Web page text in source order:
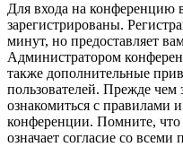
Для входа на
зарегистрированы.
минут, но предоставляет
Администратором
также дополнительные
пользователей. Прежде чем
ознакомиться с правилами
конференции. Помните,
означает согласие со всеми